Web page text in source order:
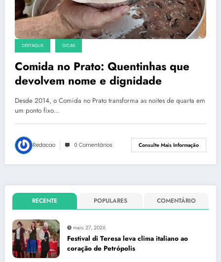
DESTAQUE DICAS
Comida no Prato: Quentinhas que
devolvem nome e dignidade
Desde 2014, o Comida no Prato transforma as noites de quarta em
um ponto fixo…
Redacao 0 Comentários Consulte Mais Informação
RECENTE POPULARES COMENTÁRIO
maio 27, 2026
Festival di Teresa leva clima italiano ao
coração de Petrópolis